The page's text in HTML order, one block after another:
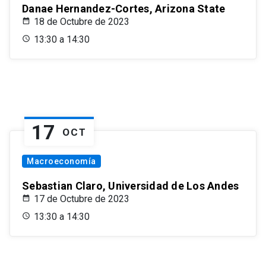
Danae Hernandez-Cortes, Arizona State
18 de Octubre de 2023
13:30 a 14:30
17 OCT
Macroeconomía
Sebastian Claro, Universidad de Los Andes
17 de Octubre de 2023
13:30 a 14:30